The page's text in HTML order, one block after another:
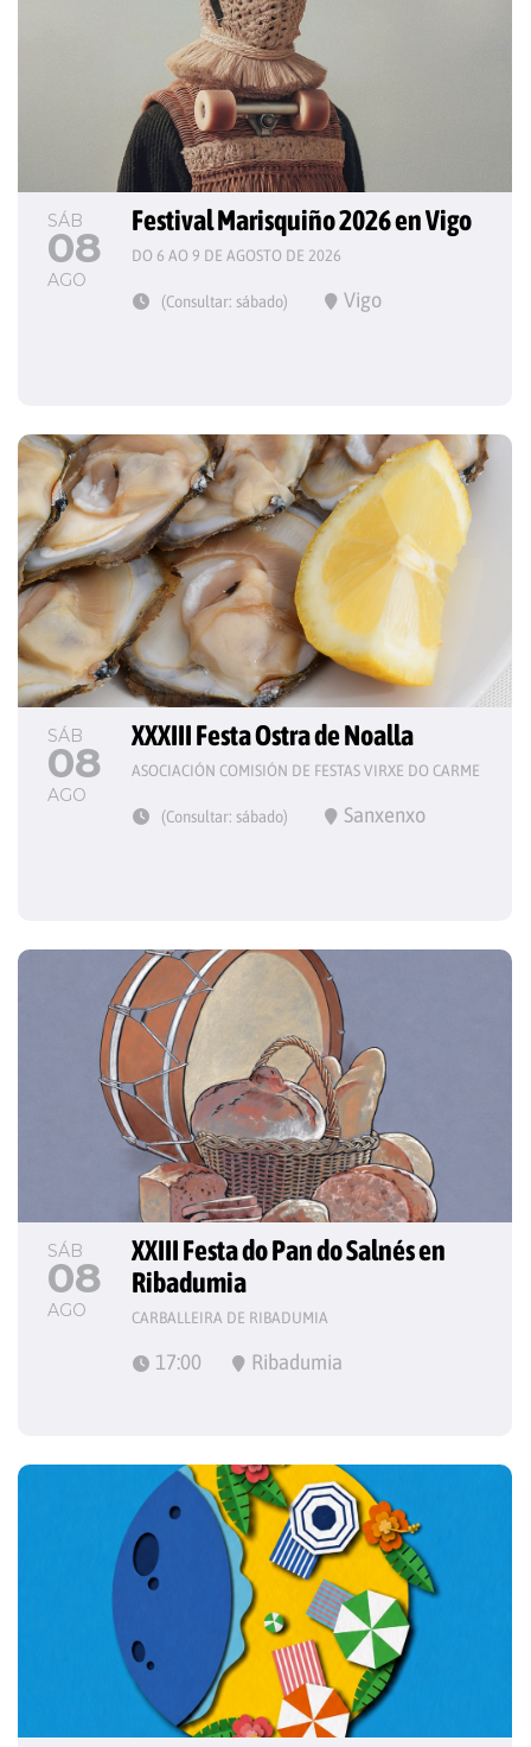
SÁB
08
AGO
Festival Marisquiño 2026 en Vigo
DO 6 AO 9 DE AGOSTO DE 2026
(Consultar: sábado) Vigo
SÁB
08
AGO
XXXIII Festa Ostra de Noalla
ASOCIACIÓN COMISIÓN DE FESTAS VIRXE DO CARME
(Consultar: sábado) Sanxenxo
SÁB
08
AGO
XXIII Festa do Pan do Salnés en
Ribadumia
CARBALLEIRA DE RIBADUMIA
17:00 Ribadumia